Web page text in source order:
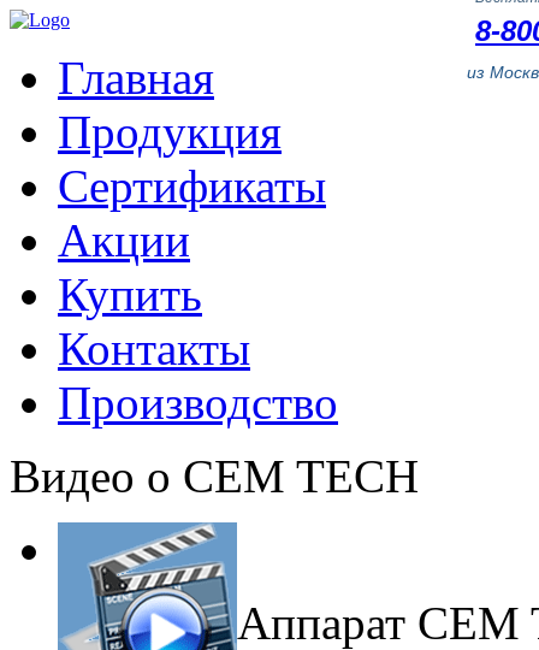
8-
из
Главная
Продукция
Сертификаты
Акции
Купить
Контакты
Производство
Видео о CEM TECH
Аппарат CEM